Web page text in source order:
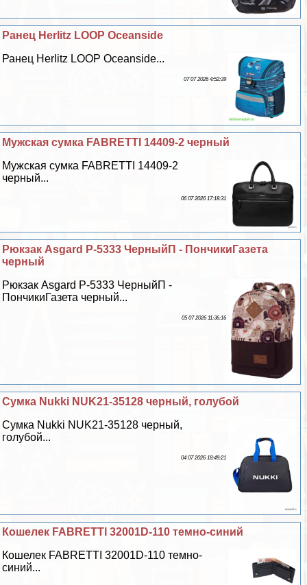
Ранец Herlitz LOOP Oceanside
Ранец Herlitz LOOP Oceanside...
07 07 2026 4:52:39
Мужская сумка FABRETTI 14409-2 черный
Мужская сумка FABRETTI 14409-2
черный...
06 07 2026 17:18:31
Рюкзак Asgard Р-5333 ЧерныйП - ПончикиГазета
черный
Рюкзак Asgard Р-5333 ЧерныйП -
ПончикиГазета черный...
05 07 2026 11:36:16
Сумка Nukki NUK21-35128 черный, гoлyбой
Сумка Nukki NUK21-35128 черный,
гoлyбой...
04 07 2026 18:49:21
Кошелек FABRETTI 32001D-110 темно-синий
Кошелек FABRETTI 32001D-110 темно-
синий...